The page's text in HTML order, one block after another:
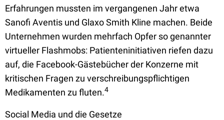
Erfahrungen mussten im vergangenen Jahr etwa
Sanofi Aventis und Glaxo Smith Kline machen. Beide
Unternehmen wurden mehrfach Opfer so genannter
virtueller Flashmobs: Patienteninitiativen riefen dazu
auf, die Facebook-Gästebücher der Konzerne mit
kritischen Fragen zu verschreibungspflichtigen
Medikamenten zu fluten.4
Social Media und die Gesetze